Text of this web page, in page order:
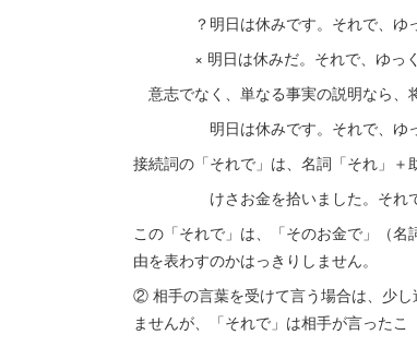
？明日は休みです。それで、ゆっ
× 明日は休みだ。それで、ゆっく
意志でなく、単なる事実の説明なら、
明日は休みです。それで、ゆっく
接続詞の「それで」は、名詞「それ」＋
けさお金を拾いました。それで、
この「それで」は、「そのお金で」（
由を表わすのかはっきりしません。
② 相手の言葉を受けて言う場合は、少
ませんが、「それで」は相手が言った